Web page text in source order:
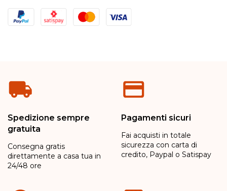
Metodi di pagamento
Spedizione sempre
gratuita
Consegna gratis
direttamente a casa tua in
24/48 ore
Pagamenti sicuri
Fai acquisti in totale
sicurezza con carta di
credito, Paypal o Satispay